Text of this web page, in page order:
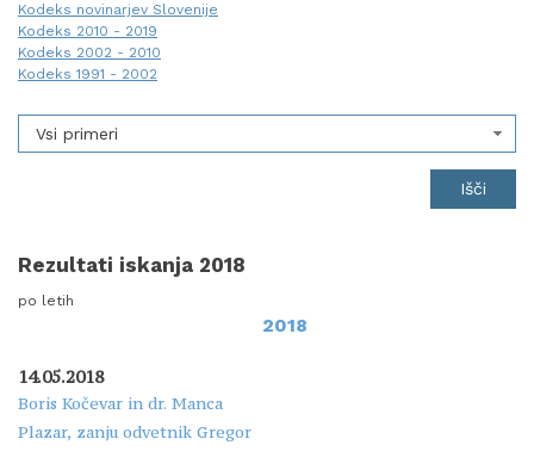
Kodeks novinarjev Slovenije
Kodeks 2010 - 2019
Kodeks 2002 - 2010
Kodeks 1991 - 2002
Vsi primeri
Rezultati iskanja 2018
po letih
2018
14.05.2018
Boris Kočevar in dr. Manca
Plazar, zanju odvetnik Gregor